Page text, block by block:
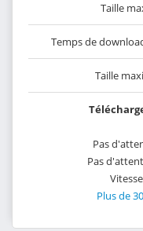
Taille
Temps de
Taille
Pas
Pas
Plus de